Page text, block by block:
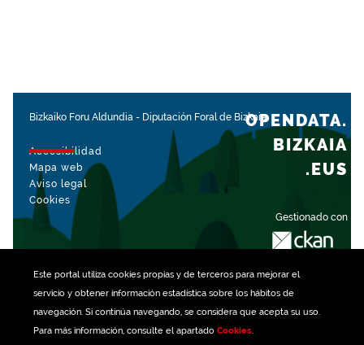
Este portal utiliza cookiespropias y de terceros para mejorar el
servicio y obtener información estadística sobre los hábitos de
navegación. Si continúa navegando, se considera que acepta su uso.
Para más información, consulte el apartado Cookies.
Bizkaiko Foru Aldundia - Diputación Foral de Bizkaia
Accesibilidad
Mapa web
Aviso legal
Cookies
Gestionado con
OPENDATA.
BIZKAIA
.EUS